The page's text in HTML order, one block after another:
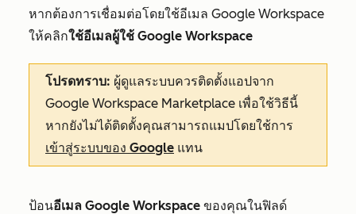
หากต้องการเชื่อมต่อโดยใช้อีเมล Google Workspace
ให้คลิกใช้อีเมลผู้ใช้ Google Workspace
โปรดทราบ: ผู้ดูแลระบบควรติดตั้งแอปจาก
Google Workspace Marketplace เพื่อใช้วิธีนี้
หากยังไม่ได้ติดตั้งคุณสามารถแมปโดยใช้การ
เข้าสู่ระบบของ Google แทน
ป้อนอีเมล Google Workspace ของคุณในฟิลด์